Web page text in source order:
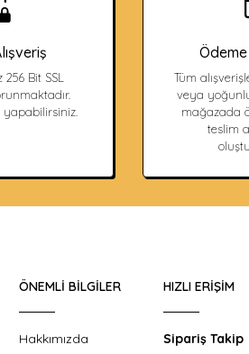
Bit SSL
yapabilirsiniz.
Tüm
veya
mağazada
teslim
ÖNEMLI BILGILER
Hakkımızda
HIZLI ERIŞIM
Sipariş Takip